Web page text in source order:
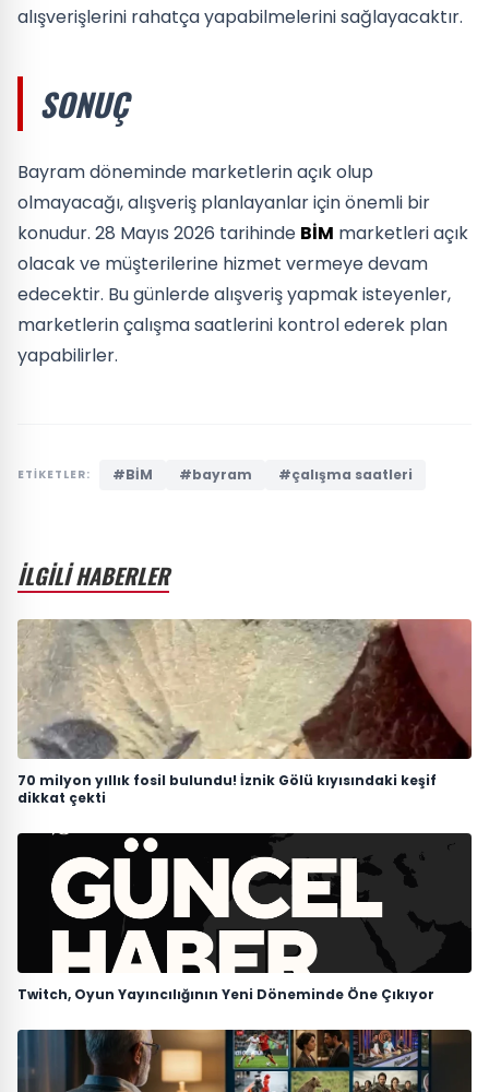
alışverişlerini rahatça yapabilmelerini sağlayacaktır.
SONUÇ
Bayram döneminde marketlerin açık olup
olmayacağı, alışveriş planlayanlar için önemli bir
konudur. 28 Mayıs 2026 tarihinde BİM marketleri açık
olacak ve müşterilerine hizmet vermeye devam
edecektir. Bu günlerde alışveriş yapmak isteyenler,
marketlerin çalışma saatlerini kontrol ederek plan
yapabilirler.
ETİKETLER: #BİM #bayram #çalışma saatleri
İLGİLİ HABERLER
70 milyon yıllık fosil bulundu! İznik Gölü kıyısındaki keşif
dikkat çekti
Twitch, Oyun Yayıncılığının Yeni Döneminde Öne Çıkıyor